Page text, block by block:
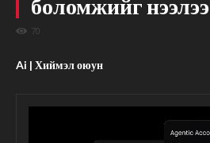
боломжийг нээлээ
70
Ai | Хиймэл оюун